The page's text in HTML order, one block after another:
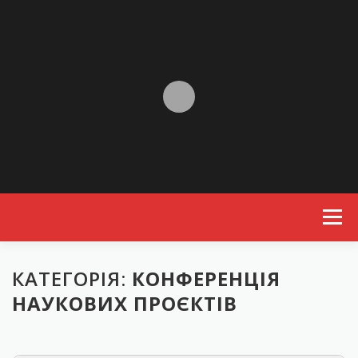
Menu
КАТЕГОРІЯ: КОНФЕРЕНЦІЯ
НАУКОВИХ ПРОЄКТІВ